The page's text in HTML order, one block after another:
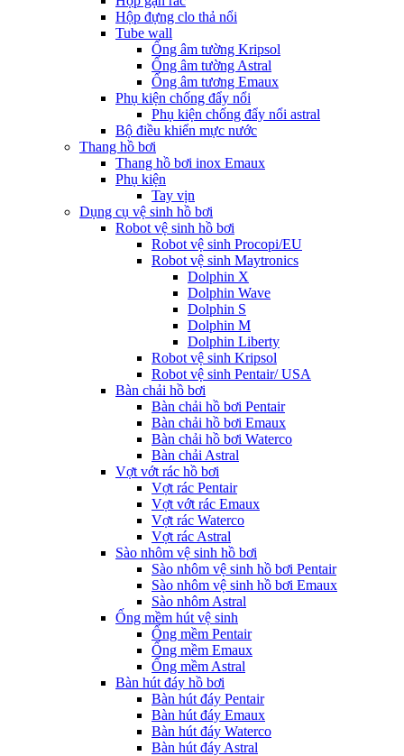
Hộp đựng clo thả nổi
Tube wall
Ống âm tường Kripsol
Ống âm tường Astral
Ống âm tương Emaux
Phụ kiện chống đẩy nổi
Phụ kiện chống đẩy nổi astral
Bộ điều khiển mực nước
Thang hồ bơi
Thang hồ bơi inox Emaux
Phụ kiện
Tay vịn
Dụng cụ vệ sinh hồ bơi
Robot vệ sinh hồ bơi
Robot vệ sinh Procopi/EU
Robot vệ sinh Maytronics
Dolphin X
Dolphin Wave
Dolphin S
Dolphin M
Dolphin Liberty
Robot vệ sinh Kripsol
Robot vệ sinh Pentair/ USA
Bàn chải hồ bơi
Bàn chải hồ bơi Pentair
Bàn chải hồ bơi Emaux
Bàn chải hồ bơi Waterco
Bàn chải Astral
Vợt vớt rác hồ bơi
Vợt rác Pentair
Vợt vớt rác Emaux
Vợt rác Waterco
Vợt rác Astral
Sào nhôm vệ sinh hồ bơi
Sào nhôm vệ sinh hồ bơi Pentair
Sào nhôm vệ sinh hồ bơi Emaux
Sào nhôm Astral
Ống mềm hút vệ sinh
Ống mềm Pentair
Ống mềm Emaux
Ống mềm Astral
Bàn hút đáy hồ bơi
Bàn hút đáy Pentair
Bàn hút đáy Emaux
Bàn hút đáy Waterco
Bàn hút đáy Astral